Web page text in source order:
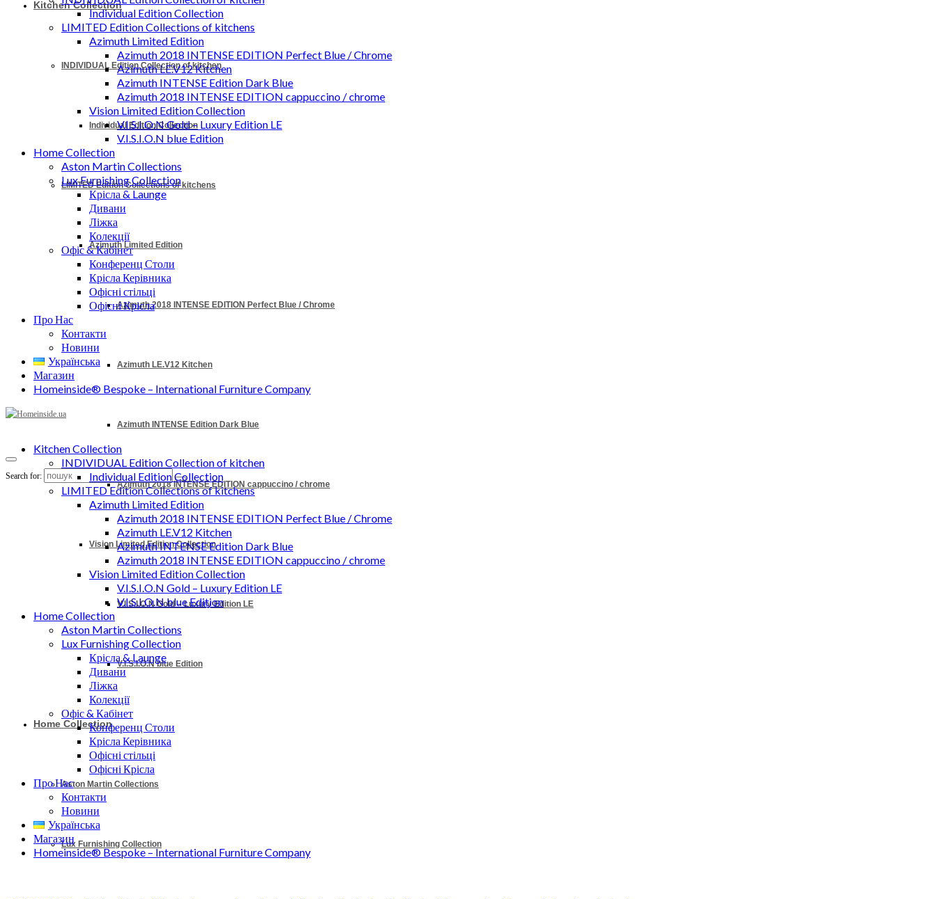
Kitchen Collection
INDIVIDUAL Edition Collection of kitchen
Individual Edition Collection
LIMITED Edition Collections of kitchens
Azimuth Limited Edition
Azimuth 2018 INTENSE EDITION Perfect Blue / Chrome
Azimuth LE.V12 Kitchen
Azimuth INTENSE Edition Dark Blue
Azimuth 2018 INTENSE EDITION cappuccino / chrome
Vision Limited Edition Collection
V.I.S.I.O.N Gold – Luxury Edition LE
V.I.S.I.O.N blue Edition
Home Collection
Aston Martin Collections
Lux Furnishing Collection
Individual Edition Collection
LIMITED Edition Collections of kitchens
Azimuth Limited Edition
Azimuth 2018 INTENSE EDITION Perfect Blue / Chrome
Azimuth LE.V12 Kitchen
Azimuth INTENSE Edition Dark Blue
Azimuth 2018 INTENSE EDITION cappuccino / chrome
Vision Limited Edition Collection
V.I.S.I.O.N Gold – Luxury Edition LE
V.I.S.I.O.N blue Edition
Home Collection
Aston Martin Collections
Lux Furnishing Collection
Крісла & Launge
Дивани
Ліжка
Колекції
Офіс & Кабінет
Конференц Столи
Крісла Керівника
Офісні стільці
Офісні Крісла
Про Нас
Контакти
Новини
Українська
Магазин
Homeinside® Bespoke – International Furniture Company
Search for:
Kitchen Collection
INDIVIDUAL Edition Collection of kitchen
Individual Edition Collection
LIMITED Edition Collections of kitchens
Azimuth Limited Edition
Azimuth 2018 INTENSE EDITION Perfect Blue / Chrome
Azimuth LE.V12 Kitchen
Azimuth INTENSE Edition Dark Blue
Azimuth 2018 INTENSE EDITION cappuccino / chrome
Vision Limited Edition Collection
V.I.S.I.O.N Gold – Luxury Edition LE
V.I.S.I.O.N blue Edition
Home Collection
Aston Martin Collections
Lux Furnishing Collection
Крісла & Launge
Дивани
Ліжка
Колекції
Офіс & Кабінет
Конференц Столи
Крісла Керівника
Офісні стільці
Офісні Крісла
Про Нас
Контакти
Новини
Українська
Магазин
Homeinside® Bespoke – International Furniture Company